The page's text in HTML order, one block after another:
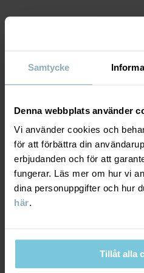
Samtycke
Denna webbplats använder
Vi använder cookies och
för att förbättra din
erbjudanden och för att
fungerar. Läs mer om hur vi
dina personuppgifter och hur
här.
Tillåt alla
Material
97% Cotton Organic
3% Elastane
Skötselråd
TVÄTT
Ej blekning
HÅLLBARHET
LEVERANS & RETUR
Leverans & retur
Leverans
postnummer som ordern ska
DU KANSKE OCKSÅ GILLAR